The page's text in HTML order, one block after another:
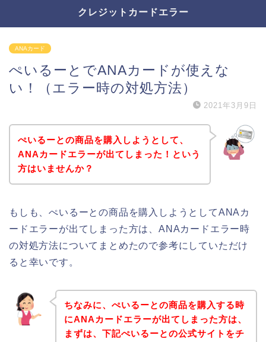
クレジットカードエラー
ANAカード
ぺいるーとでANAカードが使えな
い！（エラー時の対処方法）
2021年3月9日
ぺいるーとの商品を購入しようとして、
ANAカードエラーが出てしまった！という
方はいませんか？
もしも、ぺいるーとの商品を購入しようとしてANAカ
ードエラーが出てしまった方は、ANAカードエラー時
の対処方法についてまとめたので参考にしていただけ
ると幸いです。
ちなみに、ぺいるーとの商品を購入する時
にANAカードエラーが出てしまった方は、
まずは、下記ぺいるーとの公式サイトをチ